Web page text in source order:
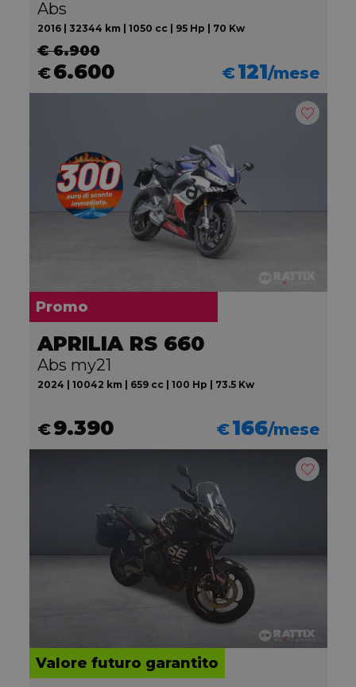
Abs
2016 | 32344 km | 1050 cc | 95 Hp | 70 Kw
€ 6.900
€6.600 €121/mese
Promo
APRILIA RS 660
Abs my21
2024 | 10042 km | 659 cc | 100 Hp | 73.5 Kw
€9.390 €166/mese
Valore futuro garantito